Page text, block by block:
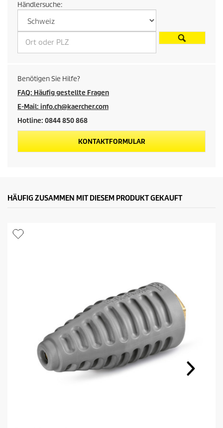
e
i
s
d
e
s
P
r
d
k
Händlersuche:
Benötigen Sie Hilfe?
FAQ: Häufig gestellte Fragen
E-Mail: info.ch@kaercher.com
Hotline: 0844 850 868
KONTAKTFORMULAR
HÄUFIG ZUSAMMEN MIT DIESEM PRODUKT GEKAUFT